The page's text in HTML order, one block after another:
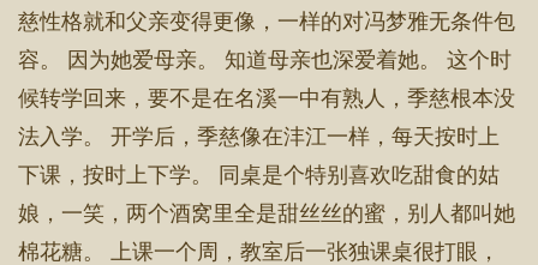
慈性格就和父亲变得更像，一样的对冯梦雅无条件包
容。 因为她爱母亲。 知道母亲也深爱着她。 这个时
候转学回来，要不是在名溪一中有熟人，季慈根本没
法入学。 开学后，季慈像在沣江一样，每天按时上
下课，按时上下学。 同桌是个特别喜欢吃甜食的姑
娘，一笑，两个酒窝里全是甜丝丝的蜜，别人都叫她
棉花糖。 上课一个周，教室后一张独课桌很打眼，